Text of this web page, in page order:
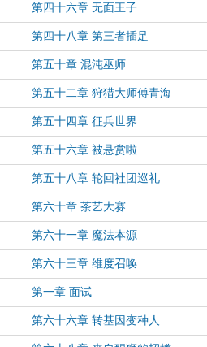
第四十六章 无面王子
第四十八章 第三者插足
第五十章 混沌巫师
第五十二章 狩猎大师傅青海
第五十四章 征兵世界
第五十六章 被悬赏啦
第五十八章 轮回社团巡礼
第六十章 茶艺大赛
第六十一章 魔法本源
第六十三章 维度召唤
第一章 面试
第六十六章 转基因变种人